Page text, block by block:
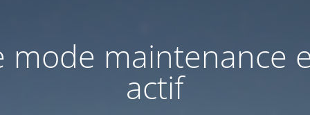
mode maintenance
actif